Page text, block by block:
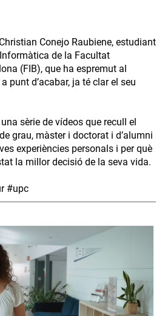
Conejo Raubiene, estudiant
de la Facultat
(FIB), que ha espremut al
punt d’acabar, ja té clar el seu
sèrie de vídeos que recull el
grau, màster i doctorat i d’alumni
experiències personals i per què
la millor decisió de la seva vida.
#upc